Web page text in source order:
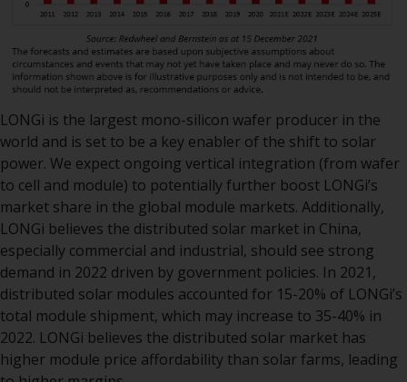
Der Vertreter der von Redwheel
verwalteten Fonds in der Schweiz
ist FIRST INDEPENDENT FUND
SERVICES LTD, Feldeggstrasse 12,
CH-8008 Zürich. Zahlstelle der von
Redwheel verwalteten Fonds in
der Schweiz ist die Helvetische
Bank AG, Seefeldstrasse 215, CH-
8008 Zürich. Der
Verkaufsprospekt oder ein
gleichwertiges Dokument der von
Redwheel verwalteten Fonds, die
Gründungsdokumente, die
Jahresberichte und, sofern von
den jeweiligen von Redwheel
verwalteten Fonds erstellt, die
Halbjahresberichte und/oder das
LONGi is the largest mono-silicon wafer producer in the
world and is set to be a key enabler of the shift to solar
power. We expect ongoing vertical integration (from wafer
to cell and module) to potentially further boost LONGi’s
market share in the global module markets. Additionally,
LONGi believes the distributed solar market in China,
especially commercial and industrial, should see strong
demand in 2022 driven by government policies. In 2021,
distributed solar modules accounted for 15-20% of LONGi’s
total module shipment, which may increase to 35-40% in
2022. LONGi believes the distributed solar market has
higher module price affordability than solar farms, leading